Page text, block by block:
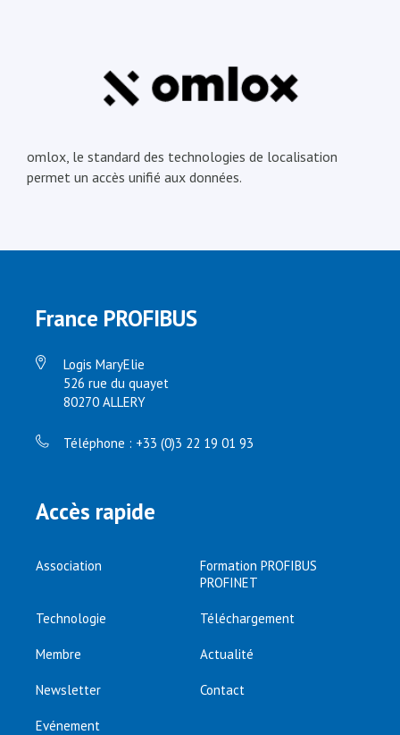
omlox, le standard des technologies de localisation
permet un accès unifié aux données.
France PROFIBUS
Logis MaryElie
526 rue du quayet
80270 ALLERY
Téléphone : +33 (0)3 22 19 01 93
Accès rapide
Association
Formation PROFIBUS
PROFINET
Technologie Téléchargement
Membre Actualité
Newsletter Contact
Evénement